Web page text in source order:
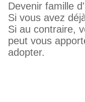
Devenir famille
Si vous avez
Si au contraire,
peut vous
adopter.